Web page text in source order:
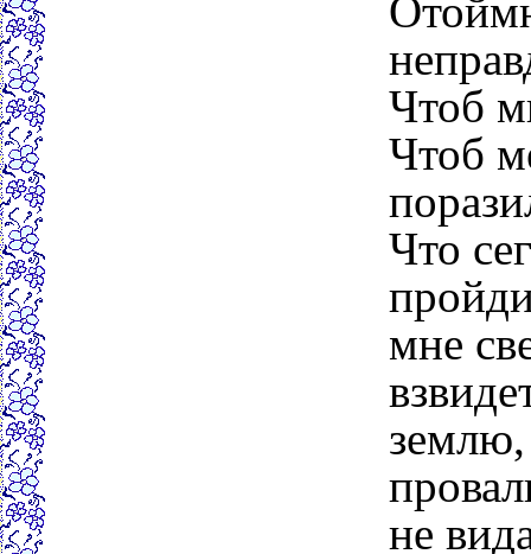
Чтоб
Чтоб
Что
мне
землю,
не